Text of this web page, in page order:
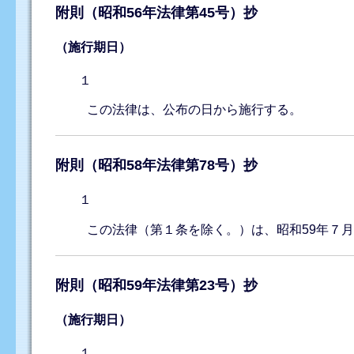
附則（昭和56年法律第45号）抄
（施行期日）
１
この法律は、公布の日から施行する。
附則（昭和58年法律第78号）抄
１
この法律（第１条を除く。）は、昭和59年７
附則（昭和59年法律第23号）抄
（施行期日）